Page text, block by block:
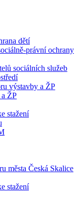
dětí
právní ochrany
sociálních služeb
výstavby a ŽP
ŽP
stažení
města Česká Skalice
stažení